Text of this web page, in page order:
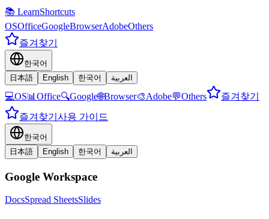
📚 LearnShortcuts
OSOfficeGoogleBrowserAdobeOthers
즐겨찾기
한국어
日本語
English 한국어 العربية
💻OS📊 Office🔍Google🌐Browser🎨Adobe💬Others
즐겨찾기
즐겨찾기 사용 가이드
한국어
日本語
English 한국어 العربية
Google Workspace
DocsSpread SheetsSlides